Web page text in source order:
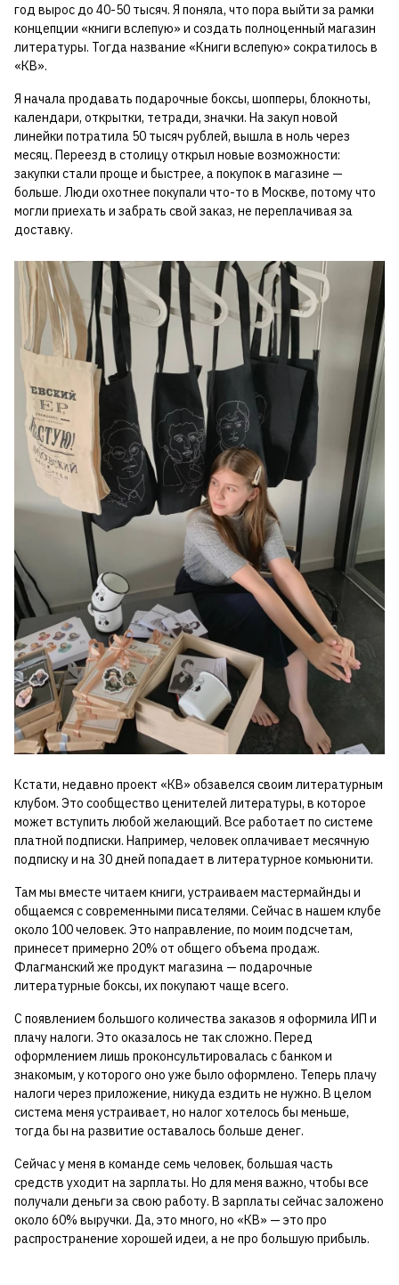
год вырос до 40-50 тысяч. Я поняла, что пора выйти за рамки
концепции «книги вслепую» и создать полноценный магазин
литературы. Тогда название «Книги вслепую» сократилось в
«КВ».
Я начала продавать подарочные боксы, шопперы, блокноты,
календари, открытки, тетради, значки. На закуп новой
линейки потратила 50 тысяч рублей, вышла в ноль через
месяц. Переезд в столицу открыл новые возможности:
закупки стали проще и быстрее, а покупок в магазине —
больше. Люди охотнее покупали что-то в Москве, потому что
могли приехать и забрать свой заказ, не переплачивая за
доставку.
Кстати, недавно проект «КВ» обзавелся своим литературным
клубом. Это сообщество ценителей литературы, в которое
может вступить любой желающий. Все работает по системе
платной подписки. Например, человек оплачивает месячную
подписку и на 30 дней попадает в литературное комьюнити.
Там мы вместе читаем книги, устраиваем мастермайнды и
общаемся с современными писателями. Сейчас в нашем клубе
около 100 человек. Это направление, по моим подсчетам,
принесет примерно 20% от общего объема продаж.
Флагманский же продукт магазина — подарочные
литературные боксы, их покупают чаще всего.
С появлением большого количества заказов я оформила ИП и
плачу налоги. Это оказалось не так сложно. Перед
оформлением лишь проконсультировалась с банком и
знакомым, у которого оно уже было оформлено. Теперь плачу
налоги через приложение, никуда ездить не нужно. В целом
система меня устраивает, но налог хотелось бы меньше,
тогда бы на развитие оставалось больше денег.
Сейчас у меня в команде семь человек, большая часть
средств уходит на зарплаты. Но для меня важно, чтобы все
получали деньги за свою работу. В зарплаты сейчас заложено
около 60% выручки. Да, это много, но «КВ» — это про
распространение хорошей идеи, а не про большую прибыль.